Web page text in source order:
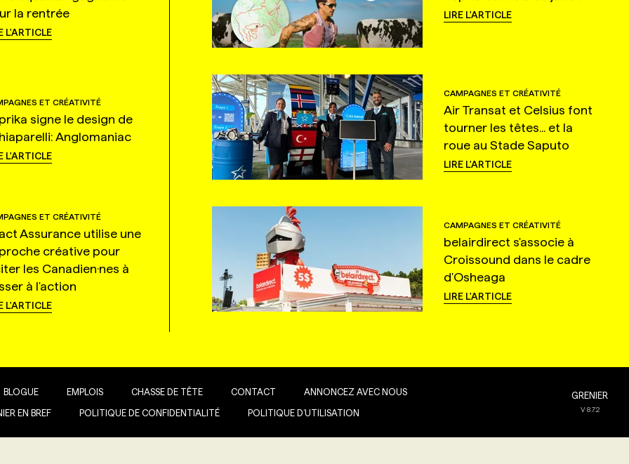
la rentrée
L'ARTICLE
LIRE L'ARTICLE
ET CRÉATIVITÉ
signe le design de
Anglomaniac
L'ARTICLE
CAMPAGNES ET CRÉATIVITÉ
Air Transat et Celsius font
tourner les têtes... et la
roue au Stade Saputo
LIRE L'ARTICLE
ET CRÉATIVITÉ
Assurance utilise une
créative pour
les Canadien·nes à
à l'action
L'ARTICLE
CAMPAGNES ET CRÉATIVITÉ
belairdirect s'associe à
Croissound dans le cadre
d'Osheaga
LIRE L'ARTICLE
BLOGUE EMPLOIS CHASSE DE TÊTE CONTACT ANNONCEZ AVEC NOUS
EN BREF POLITIQUE DE CONFIDENTIALITÉ POLITIQUE D’UTILISATION
GRENIER
V8.7.2